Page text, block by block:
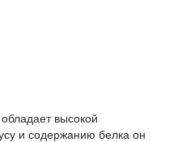
высокой
и содержанию белка он